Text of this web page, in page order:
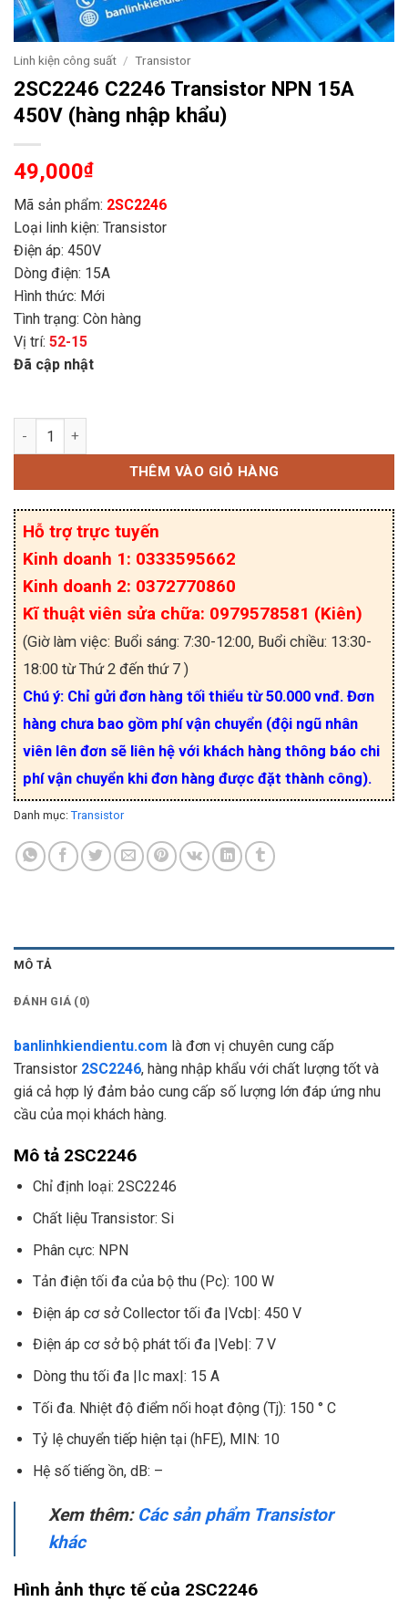
Linh kiện công suất / Transistor
2SC2246 C2246 Transistor NPN 15A
450V (hàng nhập khẩu)
49,000₫
Mã sản phẩm: 2SC2246
Loại linh kiện: Transistor
Điện áp: 450V
Dòng điện: 15A
Hình thức: Mới
Tình trạng: Còn hàng
Vị trí: 52-15
Đã cập nhật
2SC2246 C2246 Transistor NPN 15A 450V (hàng
THÊM VÀO GIỎ HÀNG
Hỗ trợ trực tuyến
Kinh doanh 1: 0333595662
Kinh doanh 2: 0372770860
Kĩ thuật viên sửa chữa: 0979578581 (Kiên)
(Giờ làm việc: Buổi sáng: 7:30-12:00, Buổi chiều: 13:30-
18:00 từ Thứ 2 đến thứ 7 )
Chú ý: Chỉ gửi đơn hàng tối thiểu từ 50.000 vnđ. Đơn
hàng chưa bao gồm phí vận chuyển (đội ngũ nhân
viên lên đơn sẽ liên hệ với khách hàng thông báo chi
phí vận chuyển khi đơn hàng được đặt thành công).
Danh mục: Transistor
MÔ TẢ
ĐÁNH GIÁ (0)
banlinhkiendientu.com là đơn vị chuyên cung cấp
Transistor 2SC2246, hàng nhập khẩu với chất lượng tốt và
giá cả hợp lý đảm bảo cung cấp số lượng lớn đáp ứng nhu
cầu của mọi khách hàng.
Mô tả 2SC2246
Chỉ định loại: 2SC2246
Chất liệu Transistor: Si
Phân cực: NPN
Tản điện tối đa của bộ thu (Pc): 100 W
Điện áp cơ sở Collector tối đa |Vcb|: 450 V
Điện áp cơ sở bộ phát tối đa |Veb|: 7 V
Dòng thu tối đa |Ic max|: 15 A
Tối đa. Nhiệt độ điểm nối hoạt động (Tj): 150 ° C
Tỷ lệ chuyển tiếp hiện tại (hFE), MIN: 10
Hệ số tiếng ồn, dB: –
Xem thêm: Các sản phẩm Transistor
khác
Hình ảnh thực tế của 2SC2246